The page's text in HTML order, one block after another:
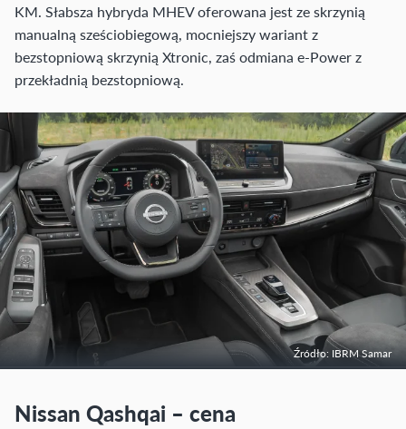
KM. Słabsza hybryda MHEV oferowana jest ze skrzynią
manualną sześciobiegową, mocniejszy wariant z
bezstopniową skrzynią Xtronic, zaś odmiana e-Power z
przekładnią bezstopniową.
Źródło: IBRM Samar
Nissan Qashqai – cena